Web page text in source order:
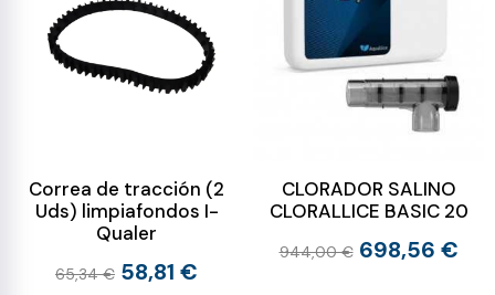
Correa de tracción (2
Uds) limpiafondos I-
Qualer
65,34 € 58,81 €
CLORADOR SALINO
CLORALLICE BASIC 20
944,00 € 698,56 €